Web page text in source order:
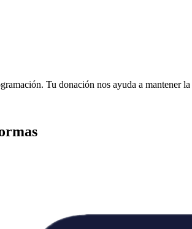
Tu donación nos ayuda a mantener